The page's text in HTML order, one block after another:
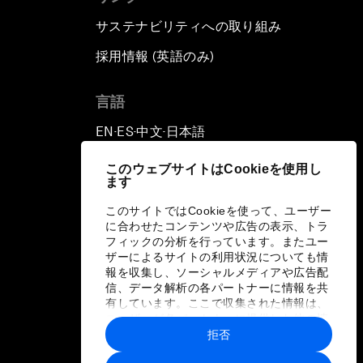
このウェブサイトはCookieを使用し
ます
このサイトではCookieを使って、ユーザー
に合わせたコンテンツや広告の表示、トラ
フィックの分析を行っています。またユー
ザーによるサイトの利用状況についても情
報を収集し、ソーシャルメディアや広告配
信、データ解析の各パートナーに情報を共
有しています。ここで収集された情報は、
ユーザーが各パートナーに提供した他の情
報や各パートナーのサービスを使用した際
に収集された情報と組み合わされ、各パー
拒否
サステナビリティへの取り組み
採用情報 (英語のみ)
言語
EN ▪ ES▪中文▪ 日本語